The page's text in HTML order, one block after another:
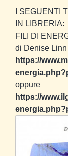
I SEGUENTI
IN LIBRERIA:
FILI DI
di Denise Linn
https://
oppure
https://